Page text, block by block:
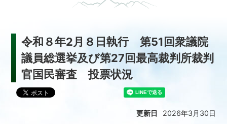
令和８年2月８日執行 第51回衆議院
議員総選挙及び第27回最高裁判所裁判
官国民審査 投票状況
更新日 2026年3月30日